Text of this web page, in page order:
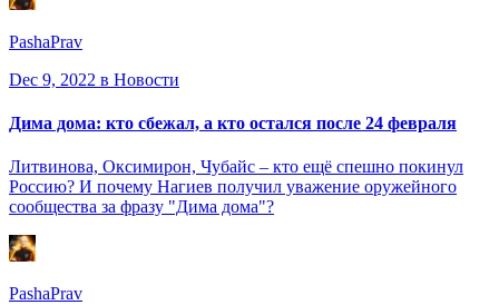
PashaPrav
Dec 9, 2022 в Новости
Дима дома: кто сбежал, а кто остался после 24 февраля
Литвинова, Оксимирон, Чубайс – кто ещё спешно покинул
Россию? И почему Нагиев получил уважение оружейного
сообщества за фразу "Дима дома"?
PashaPrav